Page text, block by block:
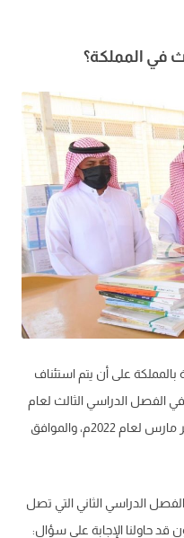
في المملكة؟
على أن يتم استئناف
الفصل الدراسي الثالث لعام
1443هـ في المملكة في يوم 20 من شهر مارس لعام 2022م، والموافق
الفصل الدراسي الثاني التي تصل
قد حاولنا الإجابة على سؤال: